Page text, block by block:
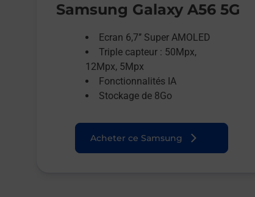
Samsung Galaxy A56 5G
Ecran 6,7’’ Super AMOLED
Triple capteur : 50Mpx,
12Mpx, 5Mpx
Fonctionnalités IA
Stockage de 8Go
Acheter ce Samsung